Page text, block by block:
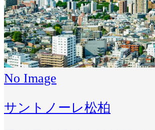
No Image
サントノーレ松柏